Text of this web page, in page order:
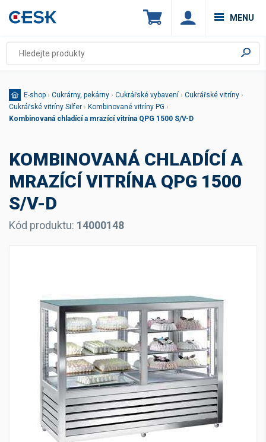
MENU
E-shop › Cukrárny, pekárny › Cukrářské vybavení › Cukrářské vitríny ›
Cukrářské vitríny Silfer › Kombinované vitríny PG ›
Kombinovaná chladící a mrazící vitrína QPG 1500 S/V-D
KOMBINOVANÁ CHLADÍCÍ A
MRAZÍCÍ VITRÍNA QPG 1500
S/V-D
Kód produktu: 14000148